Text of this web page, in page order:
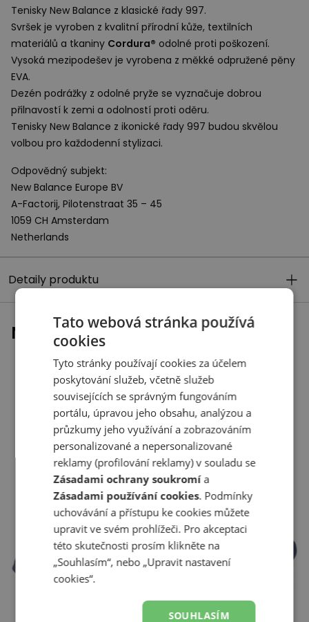
Tenisky New Balance z klasické řady 997.
Svršek je vyroben z kvalitní přírodní kůže, textilních
materiálů a tkaniny Cordura® odolné proti poškození.
Vysoká mezipodešev je vyrobena z měkké odpružené pěny
EVA.
Dezén podrážky z odolné pryže se vyznačuje dobrou
přilnavostí k zemi a odolností proti oděru.
Tenisky New Balance z ikonické řady 997 budou skvělou
volbou pro každodenní stylizaci.
Odpovědný subjekt:
New Balance Europe BV
A-Factorij, Pilotenstraat 35 – 45
1059 CH Amsterdam
Netherlands
Detaily produktu
Naposledy prohlížené
Tato webová stránka používá
cookies
Tyto stránky používají cookies za účelem
poskytování služeb, včetně služeb
souvisejících se správným fungováním
portálu, úpravou jeho obsahu, analýzou a
průzkumy jeho využívání a zobrazováním
personalizované a nepersonalizované
reklamy (profilování reklamy) v souladu se
Zásadami ochrany soukromía
Zásadami používání cookies. Podmínky
uchovávání a přístupu ke cookies můžete
upravit ve svém prohlížeči. Pro akceptaci
této skutečnosti prosím klikněte na
„Souhlasím“, nebo „Upravit nastavení
cookies“.
SOUHLASÍM